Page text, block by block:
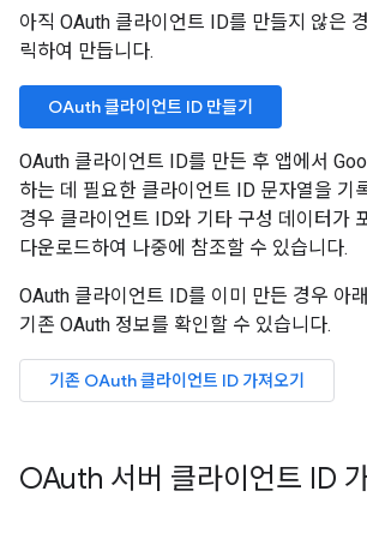
아직 OAuth 클라이언트 ID를 만들지 않은
릭하여 만듭니다.
OAuth 클라이언트 ID 만들기
OAuth 클라이언트 ID를 만든 후 앱에서
하는 데 필요한 클라이언트 ID 문자열을 기
경우 클라이언트 ID와 기타 구성 데이터가
다운로드하여 나중에 참조할 수 있습니다.
OAuth 클라이언트 ID를 이미 만든 경우 아
기존 OAuth 정보를 확인할 수 있습니다.
기존 OAuth 클라이언트 ID 가져오기
OAuth 서버 클라이언트 ID